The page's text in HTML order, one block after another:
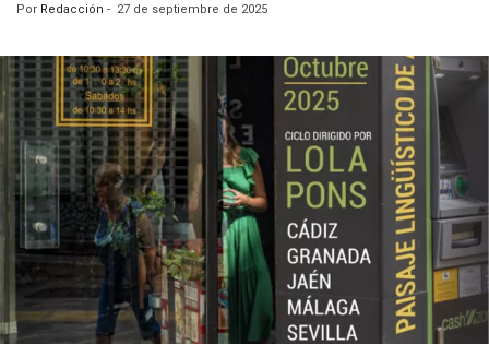
Por Redacción - 27 de septiembre de 2025